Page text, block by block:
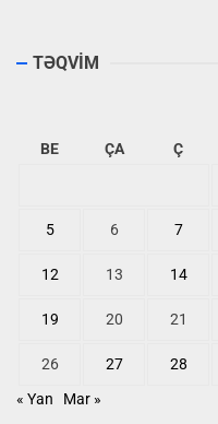
TƏQVİM
BE ÇA Ç
5 6 7
12 13 14
19 20 21
26 27 28
« Yan
Mar »